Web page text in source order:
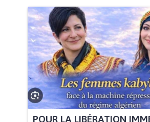
POUR LA LIBÉRATION